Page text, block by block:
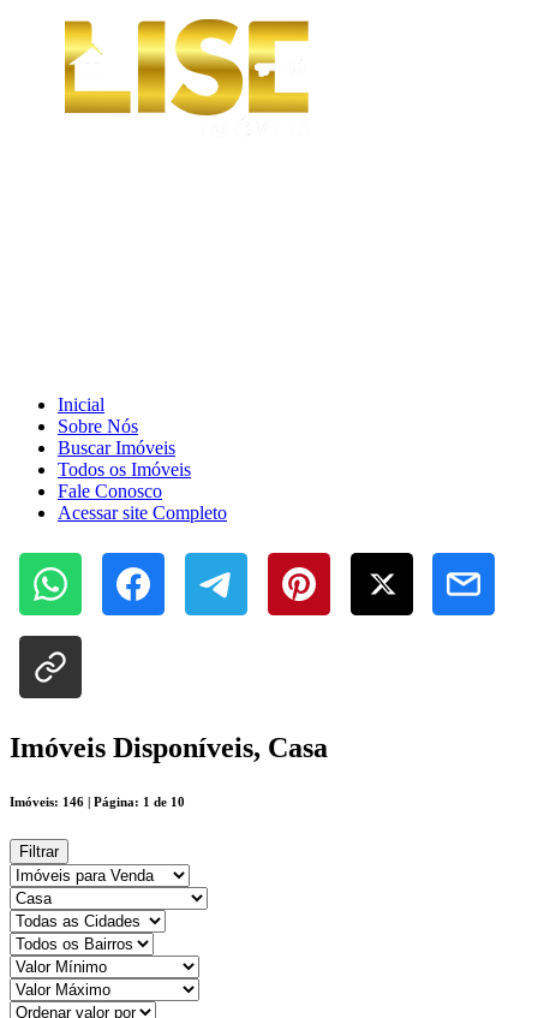
Inicial
Sobre Nós
Buscar Imóveis
Todos os Imóveis
Fale Conosco
Acessar site Completo
Imóveis Disponíveis, Casa
Imóveis: 146 | Página: 1 de 10
Filtrar